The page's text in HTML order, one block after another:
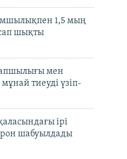
1,5 мың
шықты
мен
мұнай тиеуді үзіп-
ірі
шабуылдады